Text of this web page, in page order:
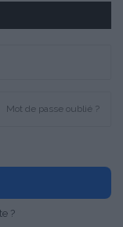
Mot de passe oublié ?
?